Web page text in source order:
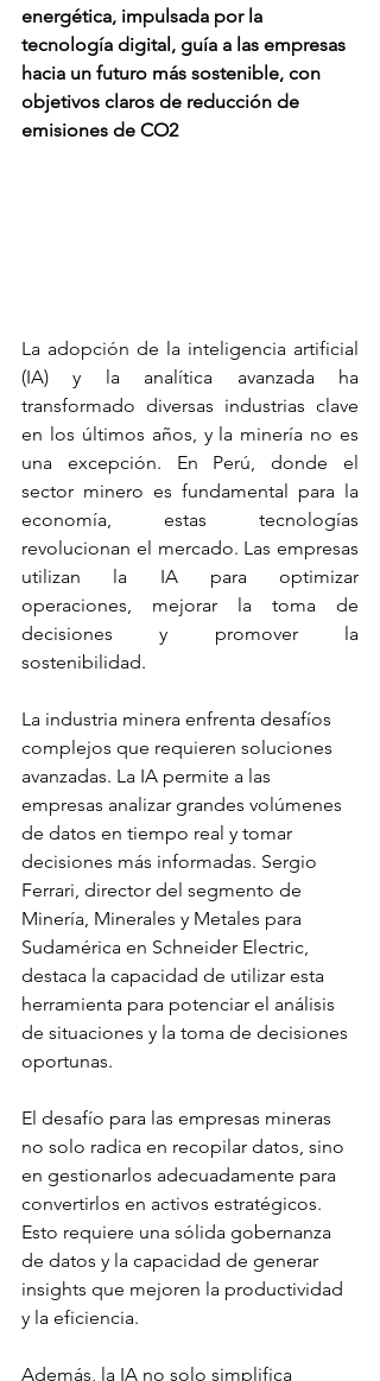
energética, impulsada por la
tecnología digital, guía a las empresas
hacia un futuro más sostenible, con
objetivos claros de reducción de
emisiones de CO2
La adopción de la inteligencia artificial
(IA) y la analítica avanzada ha
transformado diversas industrias clave
en los últimos años, y la minería no es
una excepción. En Perú, donde el
sector minero es fundamental para la
economía, estas tecnologías
revolucionan el mercado. Las empresas
utilizan la IA para optimizar
operaciones, mejorar la toma de
decisiones y promover la
sostenibilidad.
La industria minera enfrenta desafíos
complejos que requieren soluciones
avanzadas. La IA permite a las
empresas analizar grandes volúmenes
de datos en tiempo real y tomar
decisiones más informadas. Sergio
Ferrari, director del segmento de
Minería, Minerales y Metales para
Sudamérica en Schneider Electric,
destaca la capacidad de utilizar esta
herramienta para potenciar el análisis
de situaciones y la toma de decisiones
oportunas.
El desafío para las empresas mineras
no solo radica en recopilar datos, sino
en gestionarlos adecuadamente para
convertirlos en activos estratégicos.
Esto requiere una sólida gobernanza
de datos y la capacidad de generar
insights que mejoren la productividad
y la eficiencia.
Además, la IA no solo simplifica